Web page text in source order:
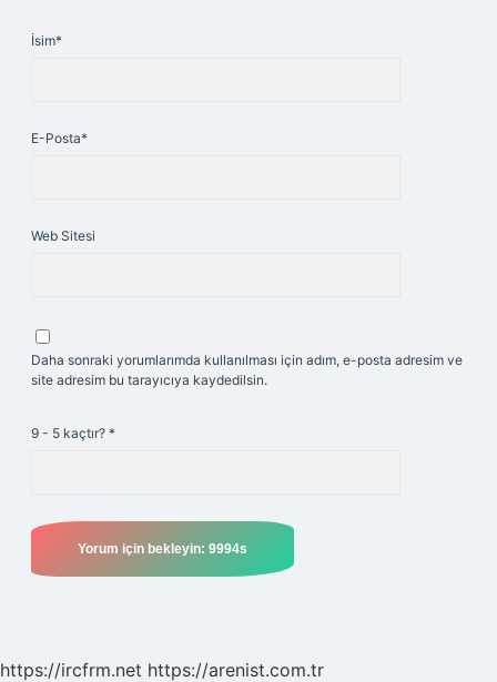
İsim*
E-Posta*
Web Sitesi
Daha sonraki yorumlarımda kullanılması için adım, e-posta adresim ve
site adresim bu tarayıcıya kaydedilsin.
9 - 5 kaçtır? *
https://ircfrm.net https://arenist.com.tr